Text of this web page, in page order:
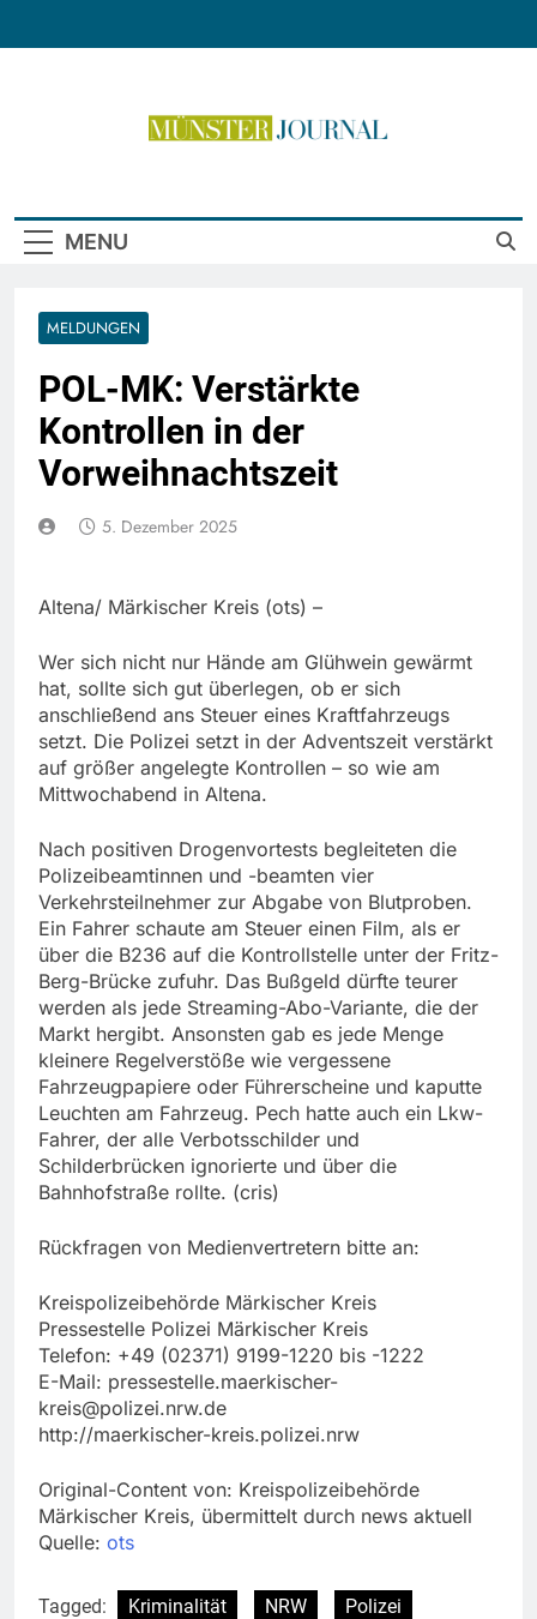
MENU
MELDUNGEN
POL-MK: Verstärkte
Kontrollen in der
Vorweihnachtszeit
5. Dezember 2025
Altena/ Märkischer Kreis (ots) –
Wer sich nicht nur Hände am Glühwein gewärmt
hat, sollte sich gut überlegen, ob er sich
anschließend ans Steuer eines Kraftfahrzeugs
setzt. Die Polizei setzt in der Adventszeit verstärkt
auf größer angelegte Kontrollen – so wie am
Mittwochabend in Altena.
Nach positiven Drogenvortests begleiteten die
Polizeibeamtinnen und -beamten vier
Verkehrsteilnehmer zur Abgabe von Blutproben.
Ein Fahrer schaute am Steuer einen Film, als er
über die B236 auf die Kontrollstelle unter der Fritz-
Berg-Brücke zufuhr. Das Bußgeld dürfte teurer
werden als jede Streaming-Abo-Variante, die der
Markt hergibt. Ansonsten gab es jede Menge
kleinere Regelverstöße wie vergessene
Fahrzeugpapiere oder Führerscheine und kaputte
Leuchten am Fahrzeug. Pech hatte auch ein Lkw-
Fahrer, der alle Verbotsschilder und
Schilderbrücken ignorierte und über die
Bahnhofstraße rollte. (cris)
Rückfragen von Medienvertretern bitte an:
Kreispolizeibehörde Märkischer Kreis
Pressestelle Polizei Märkischer Kreis
Telefon: +49 (02371) 9199-1220 bis -1222
E-Mail: pressestelle.maerkischer-
kreis@polizei.nrw.de
http://maerkischer-kreis.polizei.nrw
Original-Content von: Kreispolizeibehörde
Märkischer Kreis, übermittelt durch news aktuell
Quelle: ots
Tagged: Kriminalität NRW Polizei